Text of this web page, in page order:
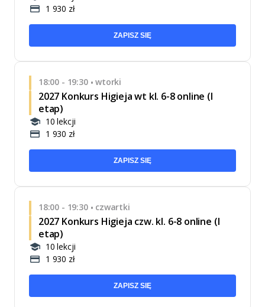
1 930 zł
ZAPISZ SIĘ
18:00 - 19:30•wtorki
2027 Konkurs Higieja wt kl. 6-8 online (I
etap)
10 lekcji
1 930 zł
ZAPISZ SIĘ
18:00 - 19:30• czwartki
2027 Konkurs Higieja czw. kl. 6-8 online (I
etap)
10 lekcji
1 930 zł
ZAPISZ SIĘ